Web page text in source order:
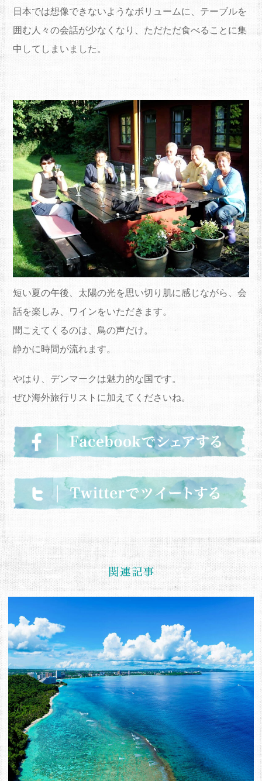
日本では想像できないようなボリュームに、テーブルを
囲む人々の会話が少なくなり、ただただ食べることに集
中してしまいました。
短い夏の午後、太陽の光を思い切り肌に感じながら、会
話を楽しみ、ワインをいただきます。
聞こえてくるのは、鳥の声だけ。
静かに時間が流れます。
やはり、デンマークは魅力的な国です。
ぜひ海外旅行リストに加えてくださいね。